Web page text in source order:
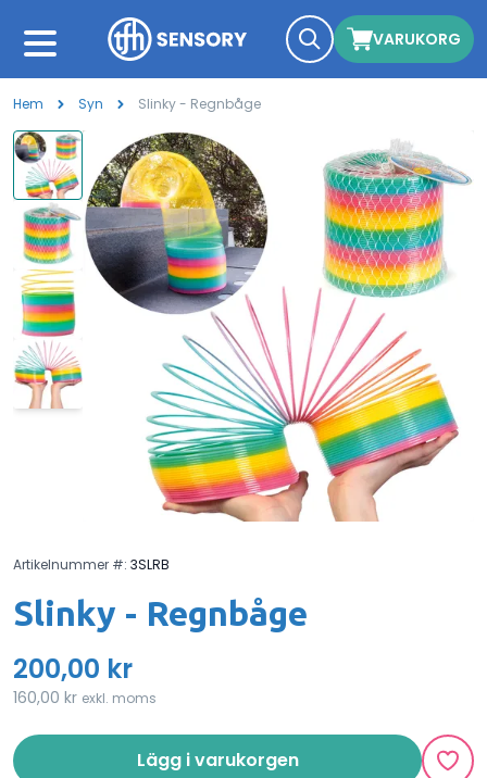
VARUKORG
Hem Syn Slinky - Regnbåge
Artikelnummer #: 3SLRB
Slinky - Regnbåge
200,00 kr
160,00 kr exkl. moms
Lägg i varukorgen